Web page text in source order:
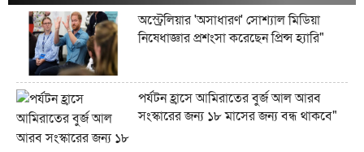
অস্ট্রেলিয়ার 'অসাধারণ' সোশ্যাল মিডিয়া
নিষেধাজ্ঞার প্রশংসা করেছেন প্রিন্স হ্যারি"
পর্যটন হ্রাসে আমিরাতের বুর্জ আল আরব
সংস্কারের জন্য ১৮ মাসের জন্য বন্ধ থাকবে"